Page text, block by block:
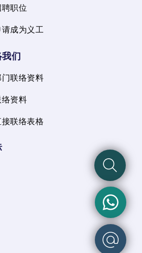
聘职位
请成为义工
们
门联络资料
络资料
接联络表格